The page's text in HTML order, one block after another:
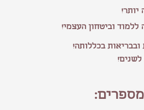
ללמוד וביטחון העצמי!
יותר!
בכללותה!
לשנים!